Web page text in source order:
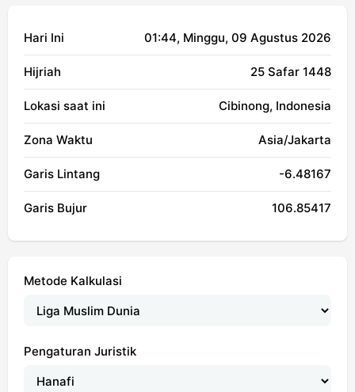
Hari Ini 01:44, Minggu, 09 Agustus 2026
Hijriah 25 Safar 1448
Lokasi saat ini Cibinong, Indonesia
Zona Waktu Asia/Jakarta
Garis Lintang -6.48167
Garis Bujur 106.85417
Metode Kalkulasi
Pengaturan Juristik
01, Sab 04:52 06:04